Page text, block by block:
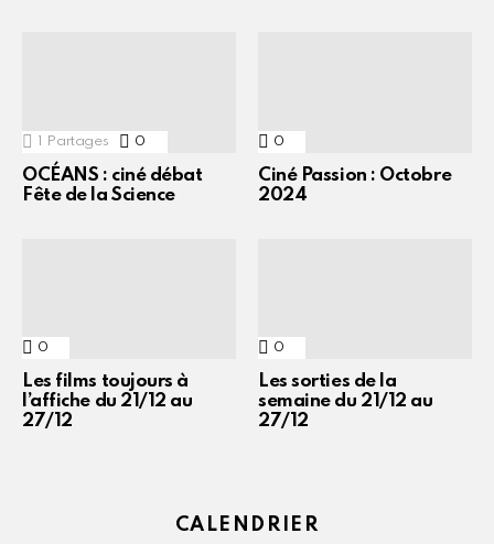
1 Partages 0
OCÉANS : ciné débat
Fête de la Science
0
Ciné Passion : Octobre
2024
0
Les films toujours à
l’affiche du 21/12 au
27/12
0
Les sorties de la
semaine du 21/12 au
27/12
CALENDRIER